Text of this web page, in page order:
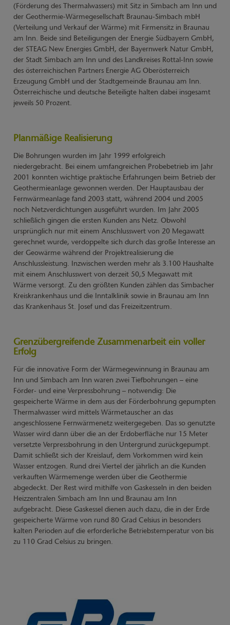
(Förderung des Thermalwassers) mit Sitz in Simbach am Inn und
der Geothermie-Wärmegesellschaft Braunau-Simbach mbH
(Verteilung und Verkauf der Wärme) mit Firmensitz in Braunau
am Inn. Beide sind Beteiligungen der Energie Südbayern GmbH,
der STEAG New Energies GmbH, der Bayernwerk Natur GmbH,
der Stadt Simbach am Inn und des Landkreises Rottal-Inn sowie
des österreichischen Partners Energie AG Oberösterreich
Erzeugung GmbH und der Stadtgemeinde Braunau am Inn.
Österreichische und deutsche Beteiligte halten dabei insgesamt
jeweils 50 Prozent.
Planmäßige Realisierung
Die Bohrungen wurden im Jahr 1999 erfolgreich
niedergebracht. Bei einem umfangreichen Probebetrieb im Jahr
2001 konnten wichtige praktische Erfahrungen beim Betrieb der
Geothermieanlage gewonnen werden. Der Hauptausbau der
Fernwärmeanlage fand 2003 statt, während 2004 und 2005
noch Netzverdichtungen ausgeführt wurden. Im Jahr 2005
schließlich gingen die ersten Kunden ans Netz. Obwohl
ursprünglich nur mit einem Anschlusswert von 20 Megawatt
gerechnet wurde, verdoppelte sich durch das große Interesse an
der Geowärme während der Projektrealisierung die
Anschlussleistung. Inzwischen werden mehr als 3.100 Haushalte
mit einem Anschlusswert von derzeit 50,5 Megawatt mit
Wärme versorgt. Zu den größten Kunden zählen das Simbacher
Kreiskrankenhaus und die Inntalklinik sowie in Braunau am Inn
das Krankenhaus St. Josef und das Freizeitzentrum.
Grenzübergreifende Zusammenarbeit ein voller
Erfolg
Für die innovative Form der Wärmegewinnung in Braunau am
Inn und Simbach am Inn waren zwei Tiefbohrungen – eine
Förder- und eine Verpressbohrung – notwendig: Die
gespeicherte Wärme in dem aus der Förderbohrung gepumpten
Thermalwasser wird mittels Wärmetauscher an das
angeschlossene Fernwärmenetz weitergegeben. Das so genutzte
Wasser wird dann über die an der Erdoberfläche nur 15 Meter
versetzte Verpressbohrung in den Untergrund zurückgepumpt.
Damit schließt sich der Kreislauf, dem Vorkommen wird kein
Wasser entzogen. Rund drei Viertel der jährlich an die Kunden
verkauften Wärmemenge werden über die Geothermie
abgedeckt. Der Rest wird mithilfe von Gaskesseln in den beiden
Heizzentralen Simbach am Inn und Braunau am Inn
aufgebracht. Diese Gaskessel dienen auch dazu, die in der Erde
gespeicherte Wärme von rund 80 Grad Celsius in besonders
kalten Perioden auf die erforderliche Betriebstemperatur von bis
zu 110 Grad Celsius zu bringen.